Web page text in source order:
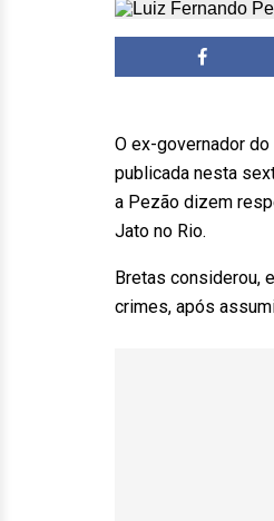
O ex-governador
publicada nesta
a Pezão dizem
Jato no Rio.
Bretas considerou,
crimes, após